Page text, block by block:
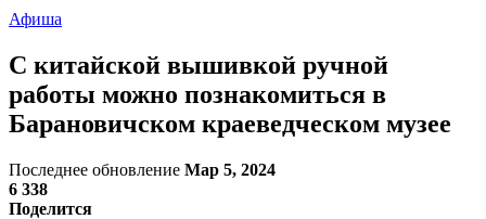
Афиша
С китайской вышивкой ручной
работы можно познакомиться в
Барановичском краеведческом музее
Последнее обновление Мар 5, 2024
6 338
Поделится